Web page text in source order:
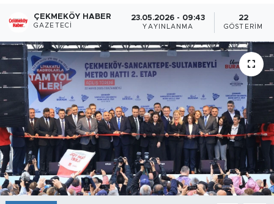
ÇEKMEKÖY HABER
GAZETECI
23.05.2026 - 09:43
YAYINLANMA
22
GÖSTERIM